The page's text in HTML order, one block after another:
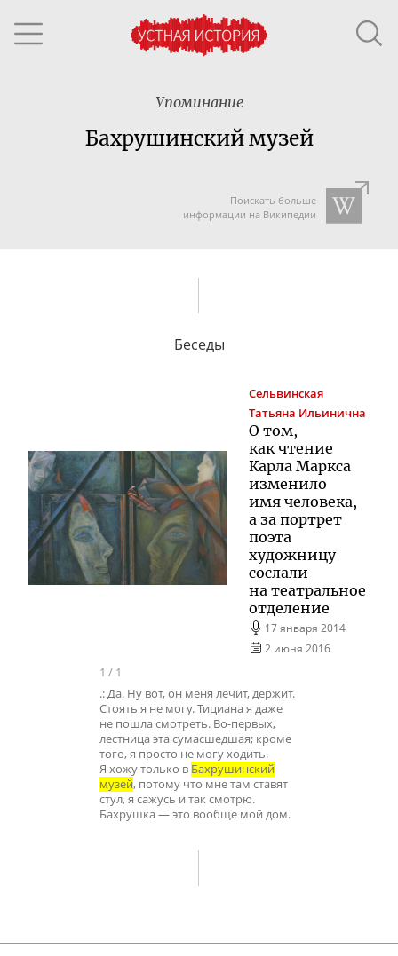
Упоминание
Бахрушинский музей
Поискать больше
информации на Википедии
Беседы
Сельвинская
Татьяна Ильинична
О том,
как чтение
Карла Маркса
изменило
имя человека,
а за портрет
поэта
художницу
сослали
на театральное
отделение
17 января 2014
2 июня 2016
1 / 1
.: Да. Ну вот, он меня лечит, держит.
Стоять я не могу. Тициана я даже
не пошла смотреть. Во-первых,
лестница эта сумасшедшая; кроме
того, я просто не могу ходить.
Я хожу только в Бахрушинский
музей, потому что мне там ставят
стул, я сажусь и так смотрю.
Бахрушка — это вообще мой дом.